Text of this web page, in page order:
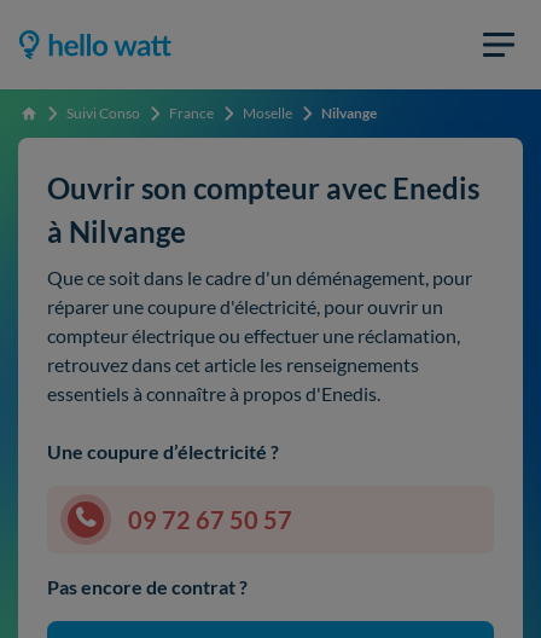
Accueil Suivi Conso France Moselle Nilvange
Ouvrir son compteur avec Enedis
à Nilvange
Que ce soit dans le cadre d'un déménagement, pour
réparer une coupure d'électricité, pour ouvrir un
compteur électrique ou effectuer une réclamation,
retrouvez dans cet article les renseignements
essentiels à connaître à propos d'Enedis.
Une coupure d’électricité ?
09 72 67 50 57
Pas encore de contrat ?